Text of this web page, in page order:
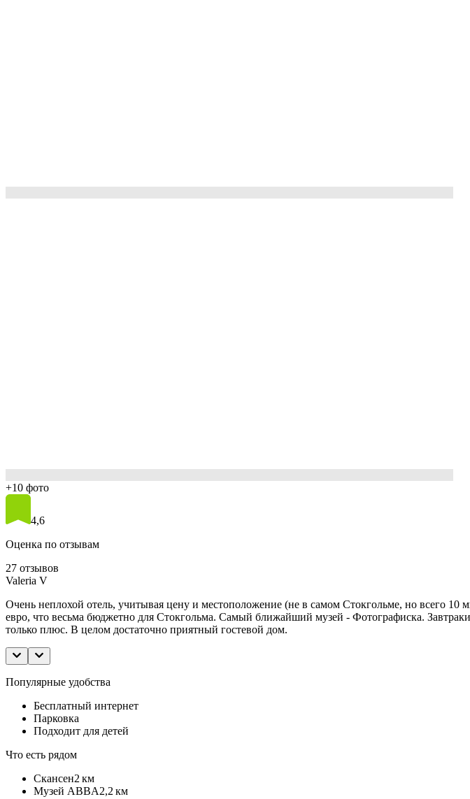
+10 фото
4,6
Оценка по отзывам
27 отзывов
Valeria V
Очень неплохой отель, учитывая цену и местоположение (не в самом Стокгольме, но всего 10
евро, что весьма бюджетно для Стокгольма. Самый ближайший музей - Фотографиска.
только плюс. В целом достаточно приятный гостевой дом.
Популярные удобства
Бесплатный интернет
Парковка
Подходит для детей
Что есть рядом
Скансен2 км
Музей ABBA2,2 км